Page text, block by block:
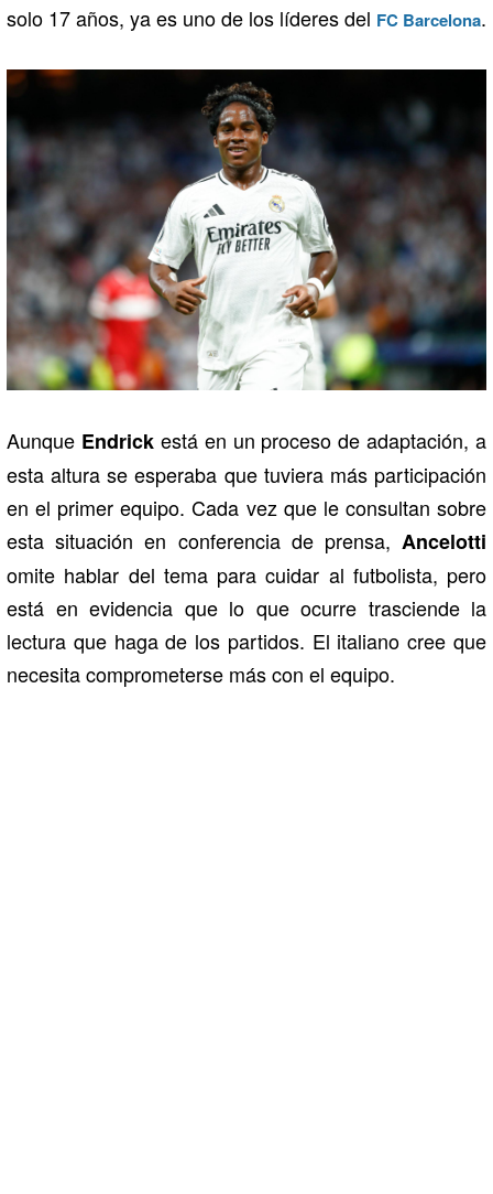
solo 17 años, ya es uno de los líderes del FC Barcelona.
Aunque Endrickestá en un proceso de adaptación, a
esta altura se esperaba que tuviera más participación
en el primer equipo. Cada vez que le consultan sobre
esta situación en conferencia de prensa, Ancelotti
omite hablar del tema para cuidar al futbolista, pero
está en evidencia que lo que ocurre trasciende la
lectura que haga de los partidos. El italiano cree que
necesita comprometerse más con el equipo.